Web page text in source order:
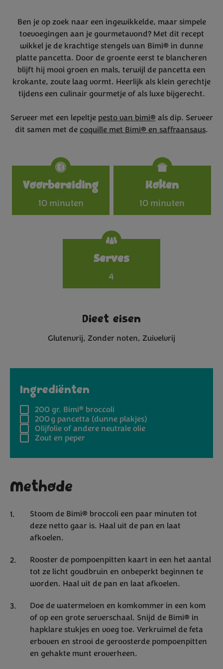
Ben je op zoek naar een ingewikkelde, maar simpele
toevoegingen aan je gourmetavond? Met dit recept
wikkel je de krachtige stengels van Bimi® in dunne
platte pancetta. Door de groente eerst te blancheren
blijft hij mooi groen en mals, terwijl de pancetta een
krokante, zoute laag vormt. Heerlijk als klein gerechtje
tijdens een culinair gourmetje of als luxe bijgerecht.
Serveer met een lepeltje pesto van bimi®als dip. Serveer
dit samen met decoquille met Bimi® en saffraansaus.
Specifications
Voorbereiding
10 minuten
Koken
10 minuten
Serves
4
Dieet eisen
Glutenvrij Zonder noten Zuivelvrij
Ingrediënten
200 gr. Bimi® broccoli
200 g pancetta (dunne plakjes)
Olijfolie of andere neutrale olie
Zout en peper
Methode
Stoom de Bimi® broccoli een paar minuten tot
deze netto gaar is. Haal uit de pan en laat
afkoelen.
Rooster de pompoenpitten kaart in een het aantal
tot ze licht goudbruin en onbeperkt beginnen te
worden. Haal uit de pan en laat afkoelen.
Doe de watermeloen en komkommer in een kom
of op een grote serverschaal. Snijd de Bimi® in
hapklare stukjes en voeg toe. Verkruimel de feta
erboven en strooi de geroosterde pompoenpitten
en gehakte munt eroverheen.